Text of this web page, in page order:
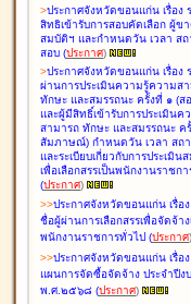
>ประกาศจังหวัดขอนแก่น เรื่อง
สิทธิเข้ารับการสอบคัดเลือก ผู้ข
สมบัติฯ และกำหนดวัน เวลา ส
สอบ (ประกาศ)
>ประกาศจังหวัดขอนแก่น เรื่อง
ผ่านการประเมินความรู้ความส
ทักษะ และสมรรถนะ ครั้งที่ ๑ (ส
และผู้มีสิทธิ์เข้ารับการประเมินค
สามารถ ทักษะ และสมรรถนะ ค
สัมภาษณ์) กำหนดวัน เวลา สถ
และระเบียบเกี่ยวกับการประเมิน
เพื่อเลือกสรรเป็นพนักงานราชกา
(ประกาศ)
>>ประกาศจังหวัดขอนแก่น เรื่อง
ชื่อผู้ผ่านการเลือกสรรเพื่อจัดจ้าง
พนักงานราชการทั่วไป (ประกาศ)
>>ประกาศจังหวัดขอนแก่น เรื่อง
แผนการจัดซื้อจัดจ้าง ประจำปีง
พ.ศ.๒๕๖๘ (ประกาศ)